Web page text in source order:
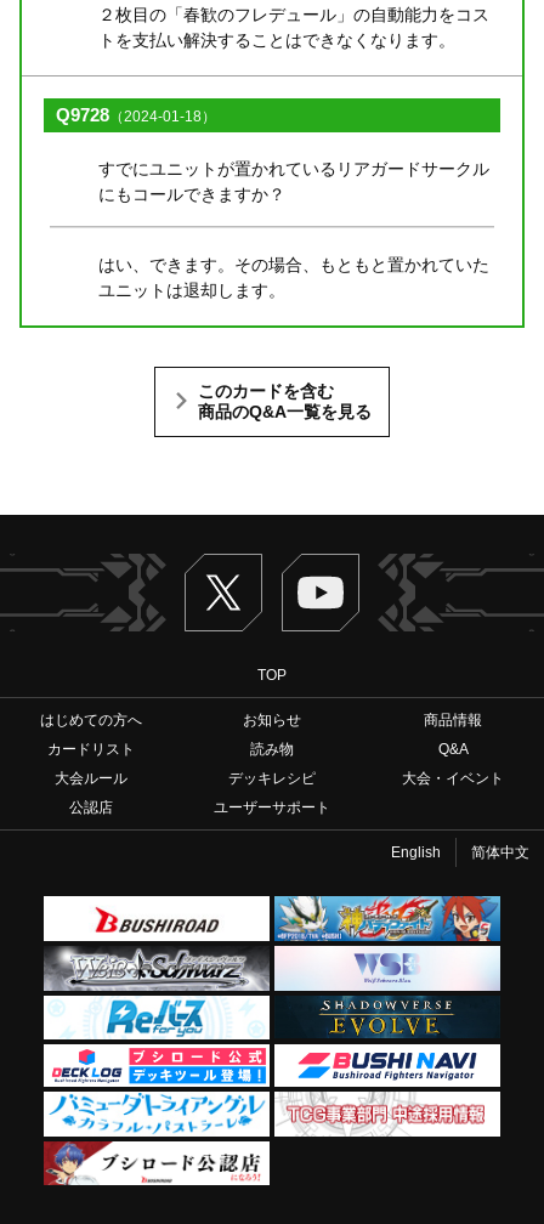
２枚目の「春歓のフレデュール」の自動能力をコス
トを支払い解決することはできなくなります。
Q9728 （2024-01-18）
すでにユニットが置かれているリアガードサークル
にもコールできますか？
はい、できます。その場合、もともと置かれていた
ユニットは退却します。
このカードを含む
商品のQ&A一覧を見る
Twitter ヴァンガードch
TOP
はじめての方へ お知らせ
商品情報
カードリスト
読み物
Q&A
大会ルール
デッキレシピ
大会・イベント
公認店
ユーザーサポート
English 简体中文